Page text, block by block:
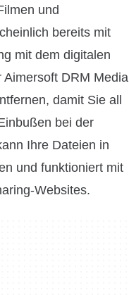
und
bereits mit
mit dem digitalen
DRM Media
damit Sie all
bei der
Ihre Dateien in
und funktioniert mit
Websites.